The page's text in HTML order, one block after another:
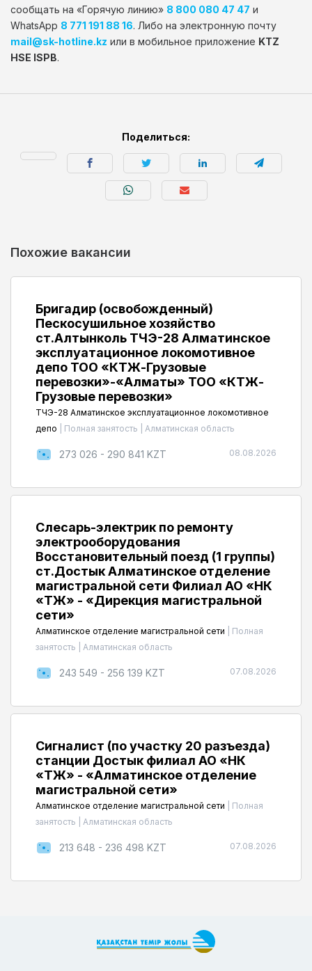
сообщать на «Горячую линию» 8 800 080 47 47 и
WhatsApp 8 771 191 88 16. Либо на электронную почту
mail@sk-hotline.kz или в мобильное приложение KTZ
HSE ISPB.
Поделиться:
Похожие вакансии
Бригадир (освобожденный)
Пескосушильное хозяйство
ст.Алтынколь ТЧЭ-28 Алматинское
эксплуатационное локомотивное
депо ТОО «КТЖ-Грузовые
перевозки»-«Алматы» ТОО «КТЖ-
Грузовые перевозки»
ТЧЭ-28 Алматинское эксплуатационное локомотивное
депо
Полная занятость Алматинская область
273 026 - 290 841 KZT 08.08.2026
Слесарь-электрик по ремонту
электрооборудования
Восстановительный поезд (1 группы)
ст.Достык Алматинское отделение
магистральной сети Филиал АО «НК
«ҚТЖ» - «Дирекция магистральной
сети»
Алматинское отделение магистральной сети
Полная
занятость
Алматинская область
243 549 - 256 139 KZT 07.08.2026
Сигналист (по участку 20 разъезда)
станции Достык филиал АО «НК
«ҚТЖ» - «Алматинское отделение
магистральной сети»
Алматинское отделение магистральной сети
Полная
занятость
Алматинская область
213 648 - 236 498 KZT 07.08.2026